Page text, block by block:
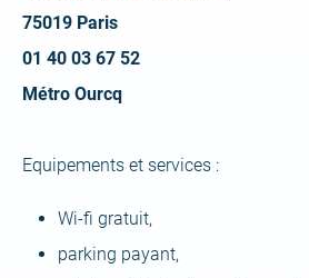
75019 Paris
01 40 03 67 52
Métro Ourcq
Equipements et services :
Wi-fi gratuit,
parking payant,